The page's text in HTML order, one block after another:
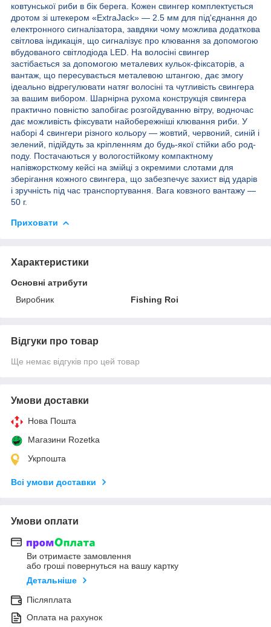
ковтунської риби в бік берега. Кожен свингер комплектується
дротом зі штекером «ExtraJack» — 2.5 мм для під'єднання до
електронного сигналізатора, завдяки чому можлива додаткова
світлова індикація, що сигналізує про клювання за допомогою
вбудованого світлодіода LED. На волосіні свингер
застібається за допомогою металевих кульок-фіксаторів, а
вантаж, що пересувається металевою штангою, дає змогу
ідеально відрегулювати натяг волосіні та чутливість свингера
за вашим вибором. Шарнірна рухома конструкція свингера
практично повністю запобігає розгойдуванню вітру, водночас
дає можливість фіксувати найобережніші клювання риби. У
наборі 4 свингери різного кольору — жовтий, червоний, синій і
зелений, підійдуть за кріпленням до будь-якої стійки або род-
поду. Постачаються у вологостійкому компактному
напівжорсткому кейсі на змійці з окремими слотами для
зберігання кожного свингера, що забезпечує захист від ударів
і зручність під час транспортування. Вага ковзного вантажу —
50 г.
Приховати
Характеристики
Основні атрибути
Виробник
Fishing Roi
Відгуки про товар
Ще немає відгуків про цей товар
Умови доставки
Нова Пошта
Магазини Rozetka
Укрпошта
Всі умови доставки
Умови оплати
Ви отримаєте замовлення
або гроші повернуться на вашу картку
Детальніше
Післяплата
Оплата на рахунок